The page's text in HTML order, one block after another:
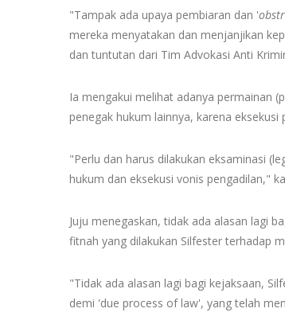
"Tampak ada upaya pembiaran dan '
mereka menyatakan dan menjanjikan
dan tuntutan dari Tim Advokasi Anti
Ia mengakui melihat adanya permainan
penegak hukum lainnya, karena
"Perlu dan harus dilakukan eksaminasi
hukum dan eksekusi vonis pengadilan,"
Juju menegaskan, tidak ada alasan lagi
fitnah yang dilakukan Silfester terhadap
"Tidak ada alasan lagi bagi kejaksaan,
demi 'due process of law', yang telah